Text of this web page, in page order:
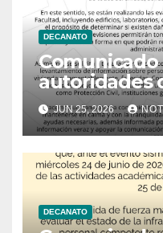
DECANATO
Comunicado
autoridades
Ciencias
JUN 25, 2026
DECANATO